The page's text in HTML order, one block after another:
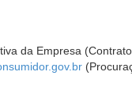
da Empresa